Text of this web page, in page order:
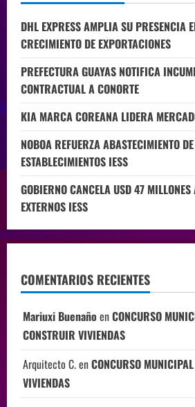
DHL EXPRESS AMPLIA SU PRESENCIA
CRECIMIENTO DE EXPORTACIONES
PREFECTURA GUAYAS NOTIFICA
CONTRACTUAL A CONORTE
KIA MARCA COREANA LIDERA
NOBOA REFUERZA ABASTECIMIENTO
ESTABLECIMIENTOS IESS
GOBIERNO CANCELA USD 47 MILLONES
EXTERNOS IESS
COMENTARIOS RECIENTES
Mariuxi Buenaño enCONCURSO
CONSTRUIR VIVIENDAS
Arquitecto C.enCONCURSO
VIVIENDAS